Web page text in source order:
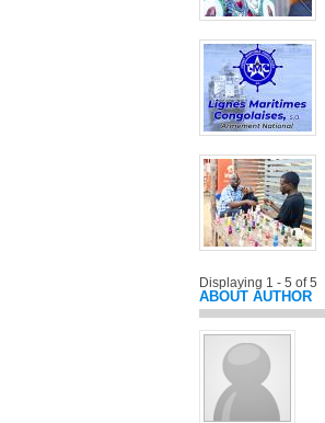
Displaying 1 - 5 of 5
ABOUT AUTHOR